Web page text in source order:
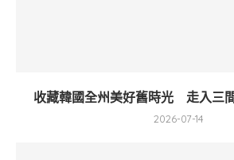
收藏韓國全州美好舊時光 走入三
2026-07-14